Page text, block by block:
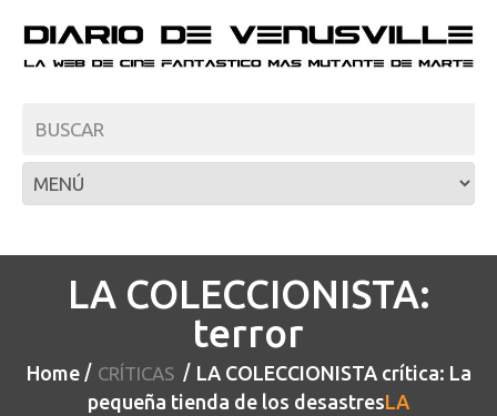
LA COLECCIONISTA:
terror
Home CRÍTICAS
LA COLECCIONISTA crítica: La
pequeña tienda de los desastresLA